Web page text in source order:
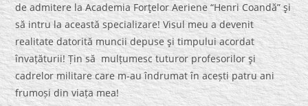
de admitere la Academia Forţelor Aeriene “Henri Coandă” şi
să intru la această specializare! Visul meu a devenit
realitate datorită muncii depuse şi timpului acordat
învațăturii! Țin să mulțumesc tuturor profesorilor şi
cadrelor militare care m-au îndrumat în acești patru ani
frumoși din viața mea!